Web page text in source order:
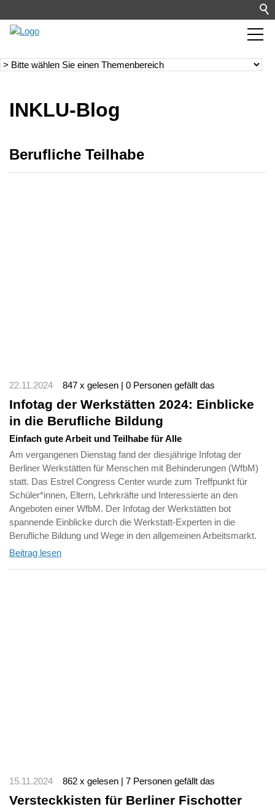
INKLU-Blog
Berufliche Teilhabe
22.11.2024 847 x gelesen | 0 Personen gefällt das
Infotag der Werkstätten 2024: Einblicke
in die Berufliche Bildung
Einfach gute Arbeit und Teilhabe für Alle
Am vergangenen Dienstag fand der diesjährige Infotag der
Berliner Werkstätten für Menschen mit Behinderungen (WfbM)
statt. Das Estrel Congress Center wurde zum Treffpunkt für
Schüler*innen, Eltern, Lehrkräfte und Interessierte an den
Angeboten einer WfbM. Der Infotag der Werkstätten bot
spannende Einblicke durch die Werkstatt-Experten in die
Berufliche Bildung und Wege in den allgemeinen Arbeitsmarkt.
Beitrag lesen
15.11.2024 862 x gelesen | 7 Personen gefällt das
Versteckkisten für Berliner Fischotter